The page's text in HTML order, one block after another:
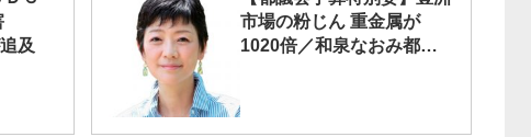
及
市場の粉じん 重金属が
1020倍／和泉なおみ都議